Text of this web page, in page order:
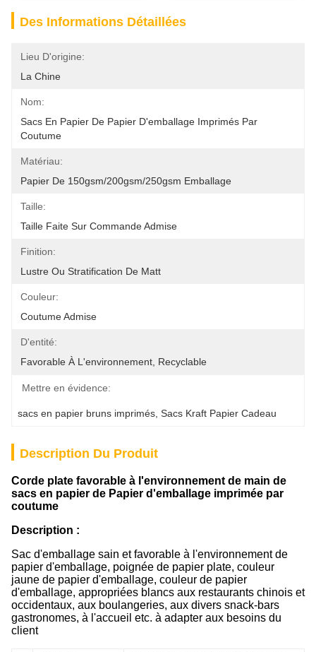
Des Informations Détaillées
Lieu D'origine:
La Chine
Nom:
Sacs En Papier De Papier D'emballage Imprimés Par
Coutume
Matériau:
Papier De 150gsm/200gsm/250gsm Emballage
Taille:
Taille Faite Sur Commande Admise
Finition:
Lustre Ou Stratification De Matt
Couleur:
Coutume Admise
D'entité:
Favorable À L'environnement, Recyclable
Mettre en évidence:
sacs en papier bruns imprimés Sacs Kraft Papier Cadeau
Description Du Produit
Corde plate favorable à l'environnement de main de
sacs en papier de Papier d'emballage imprimée par
coutume
Description :
Sac d'emballage sain et favorable à l'environnement de
papier d'emballage, poignée de papier plate, couleur
jaune de papier d'emballage, couleur de papier
d'emballage, appropriées blancs aux restaurants chinois et
occidentaux, aux boulangeries, aux divers snack-bars
gastronomes, à l'accueil etc. à adapter aux besoins du
client